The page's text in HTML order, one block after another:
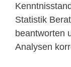
Statistik
beantworten
Analysen